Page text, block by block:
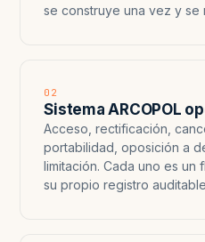
se construye una vez y se
02
Sistema ARCOPOL
Acceso, rectificación,
portabilidad, oposición a
limitación. Cada uno es un
su propio registro